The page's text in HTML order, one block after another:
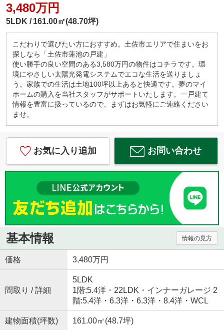
3,480万円
5LDK 161.00㎡(48.70坪)
こだわりで選びたい方におすすめ。土佐市エリアで住まいをお
探しなら「土佐市蓮池の戸建」
使い勝手の良い空間のある3,580万円の物件はコチラです。環
境にやさしい太陽光発電システムでエコな生活を送りましょ
う。家族での生活は土地100坪以上あると快適です。夢のマイ
ホームの購入を当社スタッフがサポートいたします。一戸建て
情報を豊富に扱っているので、まずはお気軽にご連絡ください
ませ。
お気に入り追加 お問い合わせ
基本情報 情報の見方
価格 3,480万円
間取り / 詳細
5LDK
1階:5.4洋・22LDK・インナーガレージ 2
階:5.4洋・6.3洋・6.3洋・8.4洋・WCL
建物面積(坪数) 161.00㎡(48.7坪)